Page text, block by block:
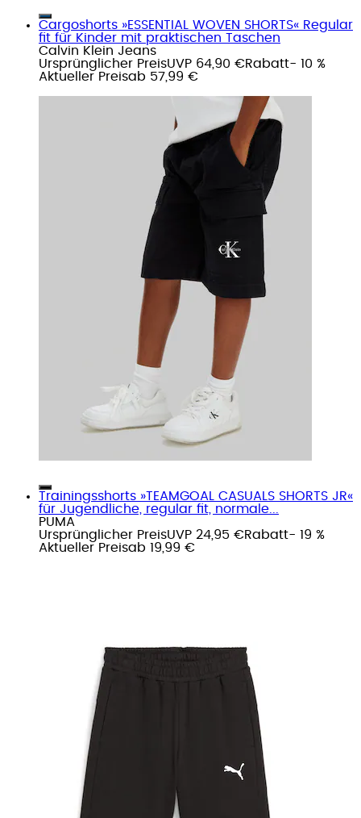
Cargoshorts »ESSENTIAL WOVEN SHORTS« Regular
fit für Kinder mit praktischen Taschen
Calvin Klein Jeans
Ursprünglicher PreisUVP 64,90 €Rabatt- 10 %
Aktueller Preisab 57,99 €
Trainingsshorts »TEAMGOAL CASUALS SHORTS JR«
für Jugendliche, regular fit, normale...
PUMA
Ursprünglicher PreisUVP 24,95 €Rabatt- 19 %
Aktueller Preisab 19,99 €